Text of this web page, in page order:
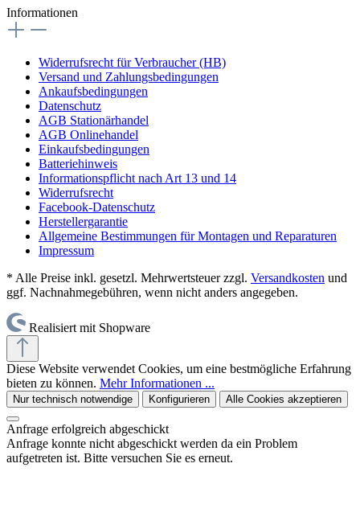
Informationen
Widerrufsrecht für Verbraucher (HB)
Versand und Zahlungsbedingungen
Ankaufsbedingungen
Datenschutz
AGB Stationärhandel
AGB Onlinehandel
Einkaufsbedingungen
Batteriehinweis
Informationspflicht nach Art 13 und 14
Widerrufsrecht
Facebook-Datenschutz
Herstellergarantie
Allgemeine Bestimmungen für Montagen und Reparaturen
Impressum
* Alle Preise inkl. gesetzl. Mehrwertsteuer zzgl. Versandkosten und
ggf. Nachnahmegebühren, wenn nicht anders angegeben.
Realisiert mit Shopware
Diese Website verwendet Cookies, um eine bestmögliche Erfahrung
bieten zu können. Mehr Informationen ...
Nur technisch notwendige Konfigurieren Alle Cookies akzeptieren
Anfrage erfolgreich abgeschickt
Anfrage konnte nicht abgeschickt werden da ein Problem
aufgetreten ist. Bitte versuchen Sie es erneut.